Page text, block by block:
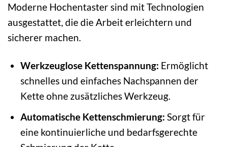
Moderne Hochentaster sind mit Technologien
ausgestattet, die die Arbeit erleichtern und
sicherer machen.
Werkzeuglose Kettenspannung: Ermöglicht
schnelles und einfaches Nachspannen der
Kette ohne zusätzliches Werkzeug.
Automatische Kettenschmierung: Sorgt für
eine kontinuierliche und bedarfsgerechte